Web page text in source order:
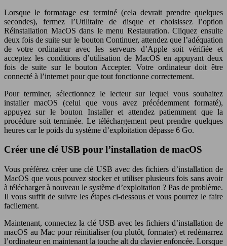
Lorsque le formatage est terminé (cela devrait prendre quelques
secondes), fermez l’Utilitaire de disque et choisissez l’option
Réinstallation MacOS dans le menu Restauration. Cliquez ensuite
deux fois de suite sur le bouton Continuer, attendez que l’adéquation
de votre ordinateur avec les serveurs d’Apple soit vérifiée et
acceptez les conditions d’utilisation de MacOS en appuyant deux
fois de suite sur le bouton Accepter. Votre ordinateur doit être
connecté à l’internet pour que tout fonctionne correctement.
Pour terminer, sélectionnez le lecteur sur lequel vous souhaitez
installer macOS (celui que vous avez précédemment formaté),
appuyez sur le bouton Installer et attendez patiemment que la
procédure soit terminée. Le téléchargement peut prendre quelques
heures car le poids du système d’exploitation dépasse 6 Go.
Créer une clé USB pour l’installation de macOS
Vous préférez créer une clé USB avec des fichiers d’installation de
MacOS que vous pouvez stocker et utiliser plusieurs fois sans avoir
à télécharger à nouveau le système d’exploitation ? Pas de problème.
Il vous suffit de suivre les étapes ci-dessous et vous pourrez le faire
facilement.
Maintenant, connectez la clé USB avec les fichiers d’installation de
macOS au Mac pour réinitialiser (ou plutôt, formater) et redémarrez
l’ordinateur en maintenant la touche alt du clavier enfoncée. Lorsque